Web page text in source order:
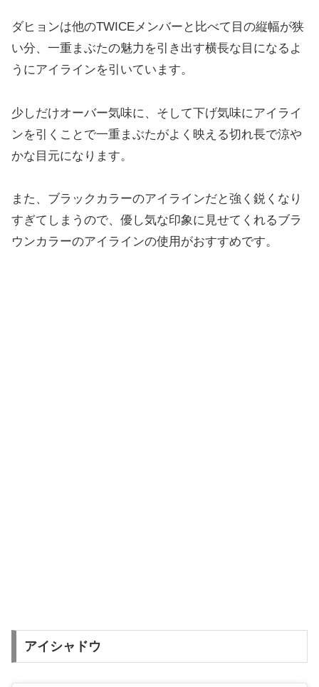
ダヒョンは他のTWICEメンバーと比べて目の縦幅が狭
い分、一重まぶたの魅力を引き出す横長な目になるよ
うにアイラインを引いています。
少しだけオーバー気味に、そして下げ気味にアイライ
ンを引くことで一重まぶたがよく映える切れ長で涼や
かな目元になります。
また、ブラックカラーのアイラインだと強く鋭くなり
すぎてしまうので、優し気な印象に見せてくれるブラ
ウンカラーのアイラインの使用がおすすめです。
アイシャドウ